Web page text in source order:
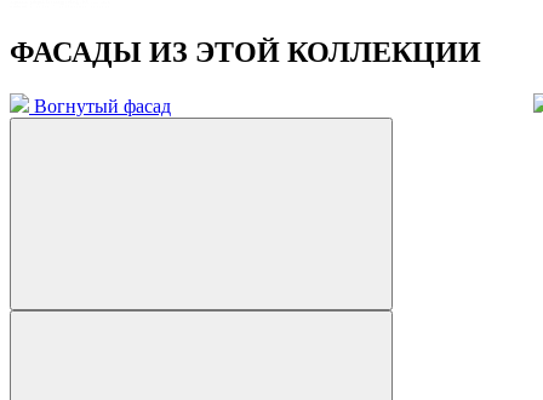
ФАСАДЫ ИЗ ЭТОЙ КОЛЛЕКЦИИ
Вогнутый фасад